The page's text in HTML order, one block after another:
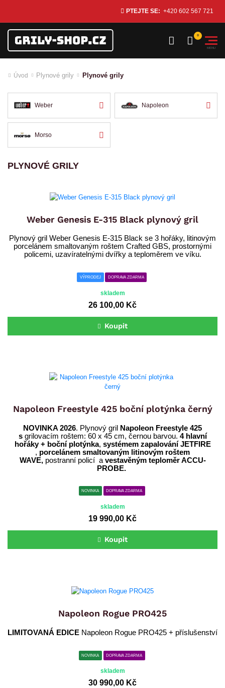
PTEJTE SE: +420 602 567 721
Úvod Plynové grily Plynové grily
Weber Napoleon
Morso
PLYNOVÉ GRILY
Weber Genesis E-315 Black plynový gril
Plynový gril Weber Genesis E-315 Black se 3 hořáky, litinovým
porcelánem smaltovaným roštem Crafted GBS, prostornými
policemi, uzavíratelnými dvířky a teploměrem ve víku.
VÝPRODEJ DOPRAVA ZDARMA
skladem
26 100,00 Kč
Koupit
Napoleon Freestyle 425 boční plotýnka černý
NOVINKA 2026. Plynový gril Napoleon Freestyle 425
s grilovacím roštem: 60 x 45 cm, černou barvou. 4 hlavní
hořáky + boční plotýnka, systémem zapalování JETFIRE
, porcelánem smaltovaným litinovým roštem
WAVE,postranní policí a vestavěným teploměr ACCU-
PROBE.
NOVINKA DOPRAVA ZDARMA
skladem
19 990,00 Kč
Koupit
Napoleon Rogue PRO425
LIMITOVANÁ EDICE Napoleon Rogue PRO425 + příslušenství
NOVINKA DOPRAVA ZDARMA
skladem
30 990,00 Kč